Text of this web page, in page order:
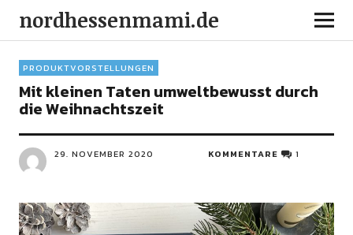
nordhessenmami.de
PRODUKTVORSTELLUNGEN
Mit kleinen Taten umweltbewusst durch
die Weihnachtszeit
29. NOVEMBER 2020 KOMMENTARE 1